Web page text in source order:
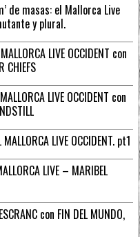
de masas: el Mallorca Live
y plural.
LIVE OCCIDENT con
CHIEFS
LIVE OCCIDENT con
LIVE OCCIDENT. pt1
LIVE – MARIBEL
con FIN DEL MUNDO,